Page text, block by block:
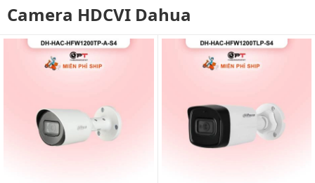
Camera HDCVI Dahua